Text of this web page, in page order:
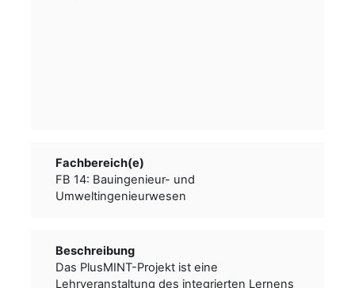
Fachbereich(e)
FB 14: Bauingenieur- und
Umweltingenieurwesen
Beschreibung
Das PlusMINT-Projekt ist eine
Lehrveranstaltung des integrierten Lernens